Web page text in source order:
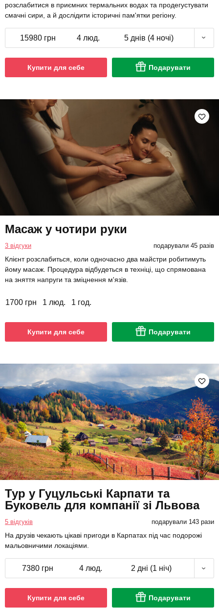
розслабитися в приємних термальних водах та продегустувати
смачні сири, а й дослідити історичні пам'ятки регіону.
15980 грн 4 люд. 5 днів (4 ночі)
Купити для себе Подарувати
Масаж у чотири руки
3 відгуки подарували 45 разів
Клієнт розслабиться, коли одночасно два майстри робитимуть
йому масаж. Процедура відбудеться в техніці, що спрямована
на зняття напруги та зміцнення м'язів.
1700 грн 1 люд. 1 год.
Купити для себе Подарувати
Тур у Гуцульські Карпати та
Буковель для компанії зі Львова
5 відгуків подарували 143 рази
На друзів чекають цікаві пригоди в Карпатах під час подорожі
мальовничими локаціями.
7380 грн 4 люд. 2 дні (1 ніч)
Купити для себе Подарувати